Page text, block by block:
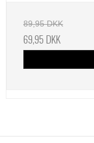
89,95 DKK
69,95 DKK